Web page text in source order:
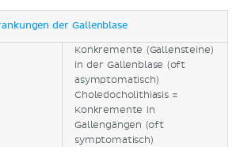
der Gallenblase
Konkremente (Gallensteine)
in der Gallenblase (oft
asymptomatisch)
Choledocholithiasis =
Konkremente in
Gallengängen (oft
symptomatisch)